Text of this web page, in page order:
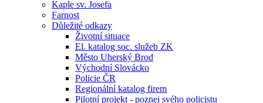
Kaple sv. Josefa
Farnost
Důležité odkazy
Životní situace
El. katalog soc. služeb ZK
Město Uherský Brod
Východní Slovácko
Policie ČR
Regionální katalog firem
Pilotní projekt - poznej svého policistu